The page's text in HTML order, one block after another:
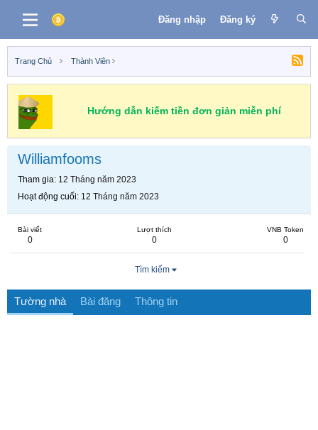
Đăng nhập Đăng ký
Trang Chủ Thành Viên
Hướng dẫn kiếm tiền đơn giản miễn phí
Williamfooms
Tham gia 12 Tháng năm 2023
Hoạt động cuối 12 Tháng năm 2023
Bài viết
0
Lượt thích
0
VNB Token
0
Tìm kiếm
Tường nhà Bài đăng Thông tin